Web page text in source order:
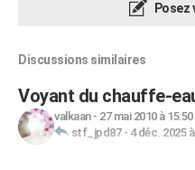
Posez
Discussions similaires
Voyant du chauffe-
valkaan- 27 mai 2010 à 15:50
stf_jpd87- 4 déc. 2025